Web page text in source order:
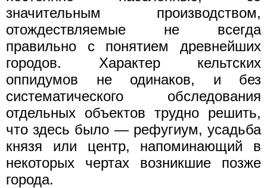
значительным производством,
отождествляемые не всегда
правильно с понятием древнейших
городов. Характер кельтских
оппидумов не одинаков, и без
систематического обследования
отдельных объектов трудно решить,
что здесь было — рефугиум, усадьба
князя или центр, напоминающий в
некоторых чертах возникшие позже
города.